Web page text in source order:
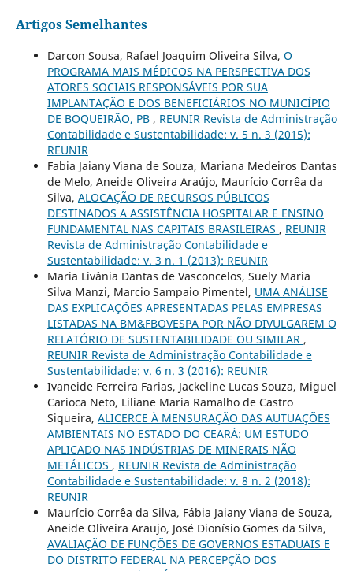
Artigos Semelhantes
Darcon Sousa, Rafael Joaquim Oliveira Silva, O
PROGRAMA MAIS MÉDICOS NA PERSPECTIVA DOS
ATORES SOCIAIS RESPONSÁVEIS POR SUA
IMPLANTAÇÃO E DOS BENEFICIÁRIOS NO MUNICÍPIO
DE BOQUEIRÃO, PB , REUNIR Revista de Administração
Contabilidade e Sustentabilidade: v. 5 n. 3 (2015):
REUNIR
Fabia Jaiany Viana de Souza, Mariana Medeiros Dantas
de Melo, Aneide Oliveira Araújo, Maurício Corrêa da
Silva, ALOCAÇÃO DE RECURSOS PÚBLICOS
DESTINADOS A ASSISTÊNCIA HOSPITALAR E ENSINO
FUNDAMENTAL NAS CAPITAIS BRASILEIRAS , REUNIR
Revista de Administração Contabilidade e
Sustentabilidade: v. 3 n. 1 (2013): REUNIR
Maria Livânia Dantas de Vasconcelos, Suely Maria
Silva Manzi, Marcio Sampaio Pimentel, UMA ANÁLISE
DAS EXPLICAÇÕES APRESENTADAS PELAS EMPRESAS
LISTADAS NA BM&FBOVESPA POR NÃO DIVULGAREM O
RELATÓRIO DE SUSTENTABILIDADE OU SIMILAR ,
REUNIR Revista de Administração Contabilidade e
Sustentabilidade: v. 6 n. 3 (2016): REUNIR
Ivaneide Ferreira Farias, Jackeline Lucas Souza, Miguel
Carioca Neto, Liliane Maria Ramalho de Castro
Siqueira, ALICERCE À MENSURAÇÃO DAS AUTUAÇÕES
AMBIENTAIS NO ESTADO DO CEARÁ: UM ESTUDO
APLICADO NAS INDÚSTRIAS DE MINERAIS NÃO
METÁLICOS , REUNIR Revista de Administração
Contabilidade e Sustentabilidade: v. 8 n. 2 (2018):
REUNIR
Maurício Corrêa da Silva, Fábia Jaiany Viana de Souza,
Aneide Oliveira Araujo, José Dionísio Gomes da Silva,
AVALIAÇÃO DE FUNÇÕES DE GOVERNOS ESTADUAIS E
DO DISTRITO FEDERAL NA PERCEPÇÃO DOS